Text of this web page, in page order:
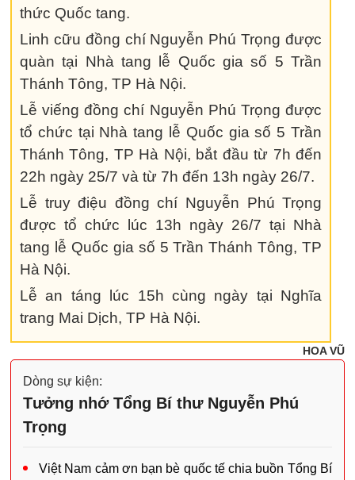
thức Quốc tang.
Linh cữu đồng chí Nguyễn Phú Trọng được
quàn tại Nhà tang lễ Quốc gia số 5 Trần
Thánh Tông, TP Hà Nội.
Lễ viếng đồng chí Nguyễn Phú Trọng được
tổ chức tại Nhà tang lễ Quốc gia số 5 Trần
Thánh Tông, TP Hà Nội, bắt đầu từ 7h đến
22h ngày 25/7 và từ 7h đến 13h ngày 26/7.
Lễ truy điệu đồng chí Nguyễn Phú Trọng
được tổ chức lúc 13h ngày 26/7 tại Nhà
tang lễ Quốc gia số 5 Trần Thánh Tông, TP
Hà Nội.
Lễ an táng lúc 15h cùng ngày tại Nghĩa
trang Mai Dịch, TP Hà Nội.
HOA VŨ
Dòng sự kiện:
Tưởng nhớ Tổng Bí thư Nguyễn Phú
Trọng
Việt Nam cảm ơn bạn bè quốc tế chia buồn Tổng Bí